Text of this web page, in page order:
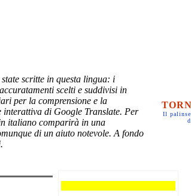
scritte in questa lingua: i
scelti e suddivisi in
per la comprensione e la
di Google Translate. Per
italiano comparirà in una
di un aiuto notevole. A fondo
Il